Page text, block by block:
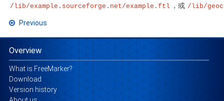
/lib/example.sourceforge.net/example.ftl ，或 /lib/
Previous
Overview
What is FreeMarker?
Download
Version history